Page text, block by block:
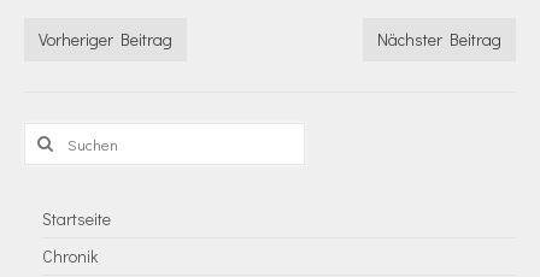
Vorheriger Beitrag Nächster Beitrag
Suchen
nach:
Startseite
Chronik